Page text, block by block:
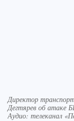
Директор
Дегтярев об атаке
Аудио: телеканал